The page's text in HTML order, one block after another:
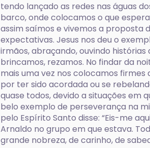
tendo lançado as redes nas águas
barco, onde colocamos o que
assim saímos e vivemos a proposta
expectativas. Jesus nos deu o
irmãos, abraçando, ouvindo
brincamos, rezamos. No findar da
mais uma vez nos colocamos
por ter sido acordada ou se
quase todos, devido a situações em
belo exemplo de perseverança na
pelo Espírito Santo disse: “Eis-me
Arnaldo no grupo em que estava.
grande nobreza, de carinho, de